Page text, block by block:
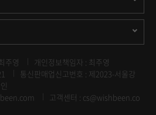
주영
개인정보책임자 : 최주영
통신판매업신고번호 : 제2023-서울강
고객센터 : cs@wishbeen.co